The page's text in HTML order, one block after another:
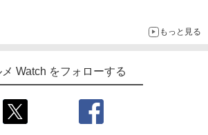
もっと見る
メ Watch をフォローする